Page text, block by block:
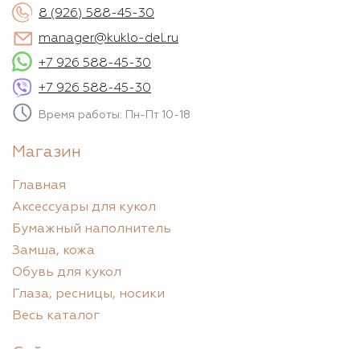
8 (926) 588-45-30
manager@kuklo-del.ru
+7 926 588-45-30
+7 926 588-45-30
Время работы: Пн-Пт 10-18
Магазин
Главная
Аксессуары для кукол
Бумажный наполнитель
Замша, кожа
Обувь для кукол
Глаза, ресницы, носики
Весь каталог